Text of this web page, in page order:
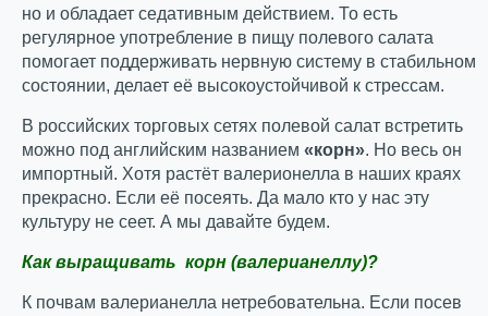
но и обладает седативным действием. То есть
регулярное употребление в пищу полевого салата
помогает поддерживать нервную систему в стабильном
состоянии, делает её высокоустойчивой к стрессам.
В российских торговых сетях полевой салат встретить
можно под английским названием «корн». Но весь он
импортный. Хотя растёт валерионелла в наших краях
прекрасно. Если её посеять. Да мало кто у нас эту
культуру не сеет. А мы давайте будем.
Как выращивать корн (валерианеллу)?
К почвам валерианелла нетребовательна. Если посев